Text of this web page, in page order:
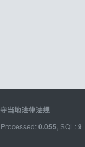
当地法律法规
Processed: 0.055 , SQL: 9